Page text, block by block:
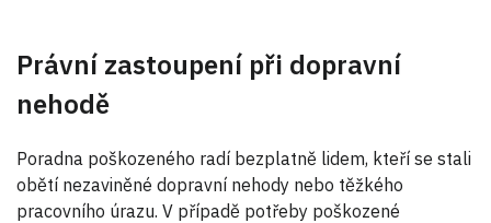
Právní zastoupení při dopravní
nehodě
Poradna poškozeného radí bezplatně lidem, kteří se stali
obětí nezaviněné dopravní nehody nebo těžkého
pracovního úrazu. V případě potřeby poškozené